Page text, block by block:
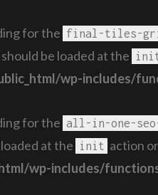
for the final-tiles-
be loaded at the
wp-includes/
for the all-in-one-
at the
init action
wp-includes/